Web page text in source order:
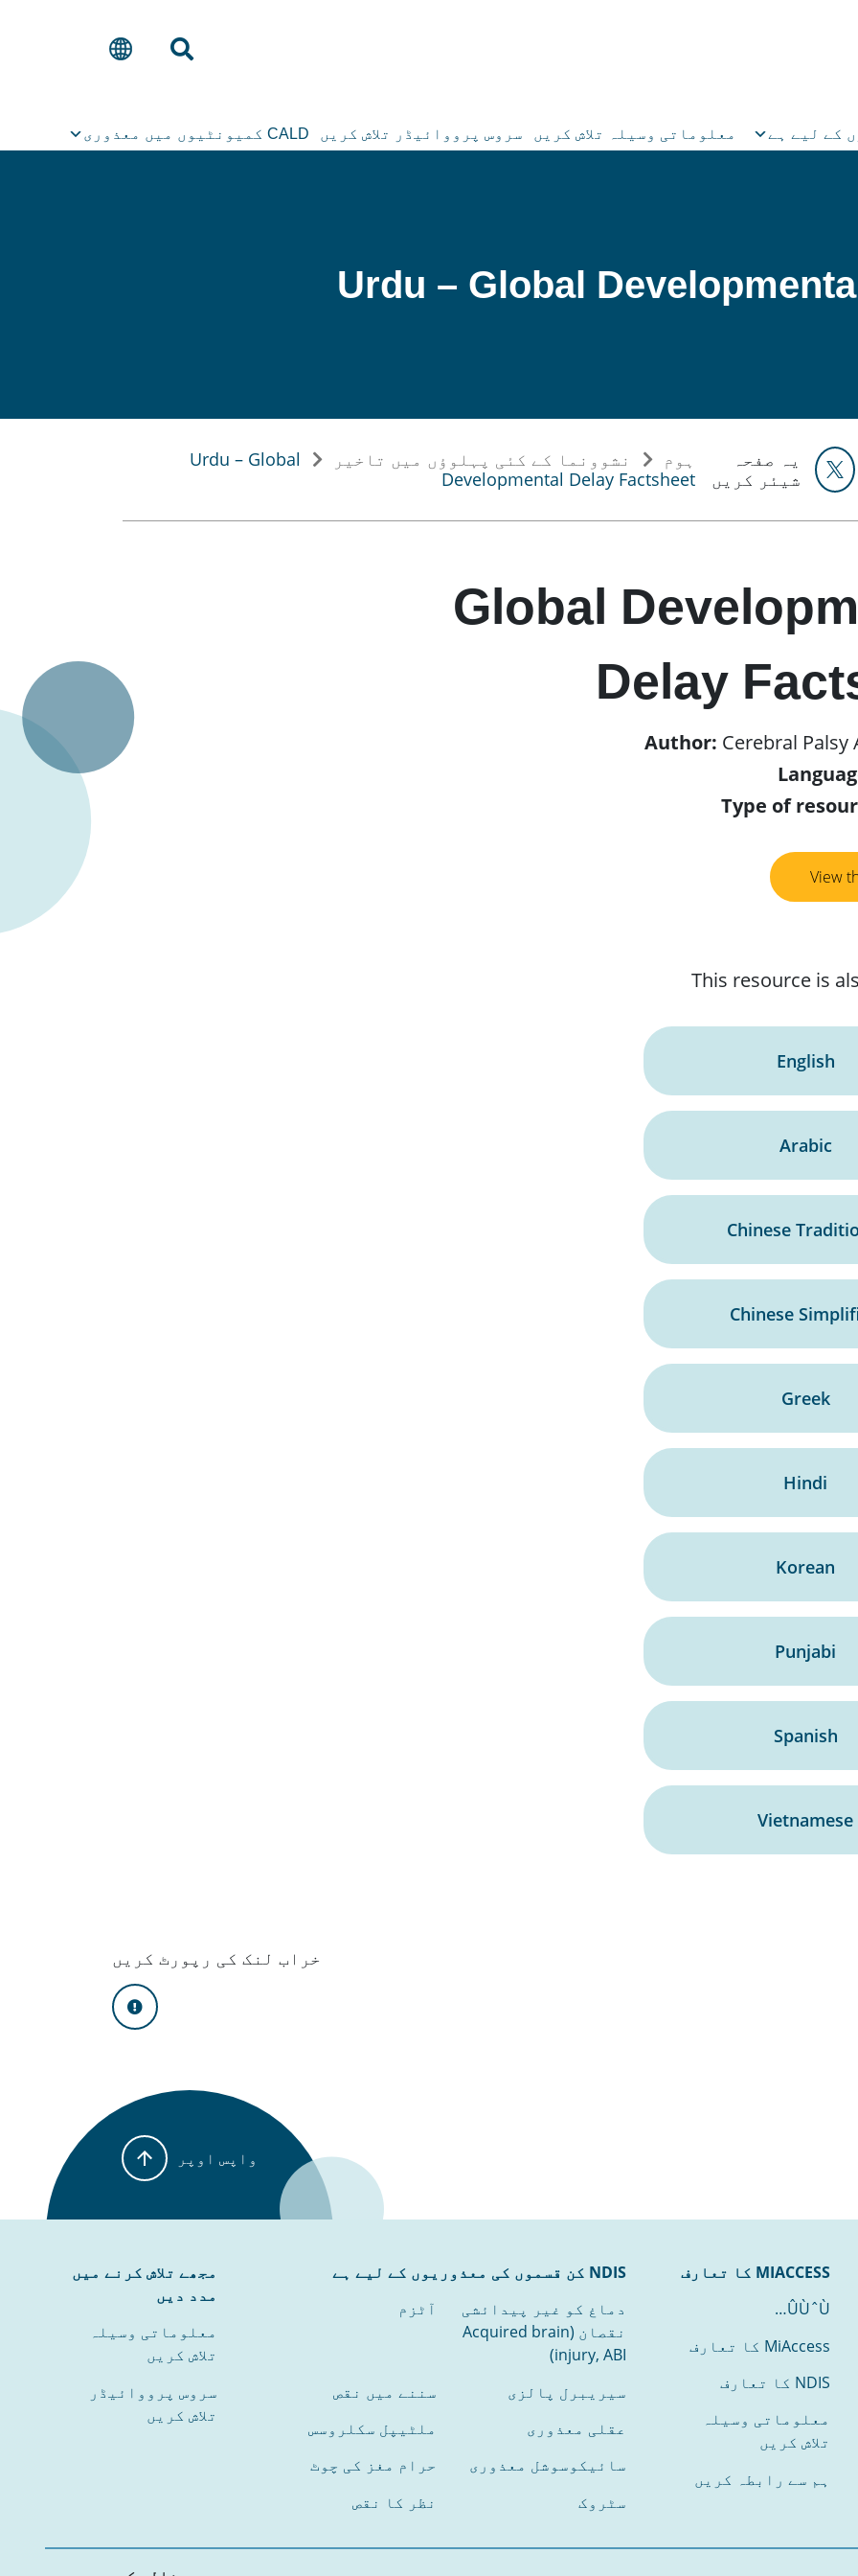
معلوماتی وسیلہ تلاش کریں سروس پرووائیڈر تلاش کریں CALD کمیونٹیوں میں معذوری
Urdu – Global
ہوم نشوونما کے کئی پہلوؤں میں تاخیر
Urdu – Global
Developmental Delay Factsheet
یہ صفحہ
شیئر کریں
Global
Delay
Author: Cerebral Palsy
Type of
View
This resource is
English
Arabic
Chinese
Chinese
Greek
Hindi
Korean
Punjabi
Spanish
Vietnamese
خراب لنک کی رپورٹ کریں
واپس اوپر
MIACCESS کا تعارف
ÛÙˆÙ…
MiAccess کا تعارف
NDIS کا تعارف
معلوماتی وسیلہ
تلاش کریں
ہم سے رابطہ کریں
NDIS کن قسموں کی معذوریوں کے لیے ہے
دماغ کو غیر پیدائشی
نقصان (Acquired brain
injury, ABI)
آٹزم
سیریبرل پالزی
سننے میں نقص
عقلی معذوری
ملٹیپل سکلروسس
سائیکوسوشل معذوری
حرام مغز کی چوٹ
سٹروک
نظر کا نقص
مجھے تلاش کرنے میں
مدد دیں
معلوماتی وسیلہ
تلاش کریں
سروس پرووائیڈر
تلاش کریں